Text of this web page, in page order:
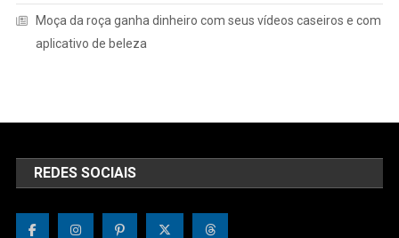
Moça da roça ganha dinheiro com seus vídeos caseiros e com
aplicativo de beleza
REDES SOCIAIS